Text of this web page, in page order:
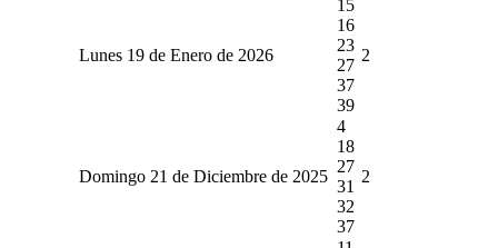
Lunes 19 de Enero de 2026
15
16
23
27
37
39
2
Domingo 21 de Diciembre de 2025
4
18
27
31
32
37
2